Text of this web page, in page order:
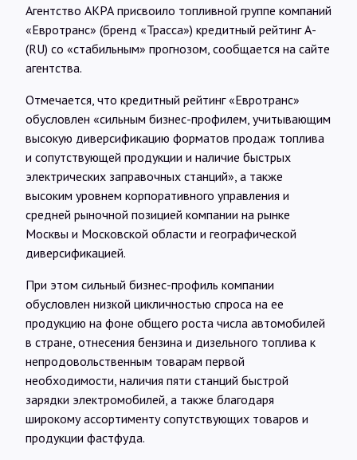
О нас
Агентство АКРА присвоило топливной группе компаний
«Евротранс» (бренд «Трасса») кредитный рейтинг А-
(RU) со «стабильным» прогнозом, сообщается на сайте
агентства.
Отмечается, что кредитный рейтинг «Евротранс»
обусловлен «сильным бизнес-профилем, учитывающим
высокую диверсификацию форматов продаж топлива
и сопутствующей продукции и наличие быстрых
электрических заправочных станций», а также
высоким уровнем корпоративного управления и
средней рыночной позицией компании на рынке
Москвы и Московской области и географической
диверсификацией.
При этом сильный бизнес-профиль компании
обусловлен низкой цикличностью спроса на ее
продукцию на фоне общего роста числа автомобилей
в стране, отнесения бензина и дизельного топлива к
непродовольственным товарам первой
необходимости, наличия пяти станций быстрой
зарядки электромобилей, а также благодаря
широкому ассортименту сопутствующих товаров и
продукции фастфуда.